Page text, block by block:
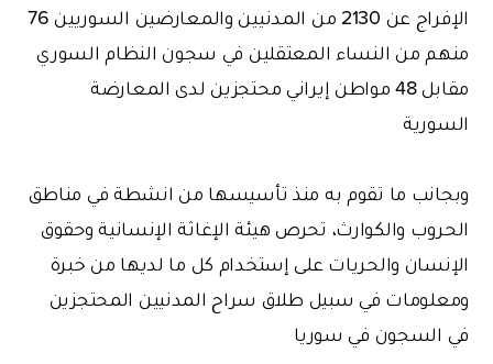
الإفراج عن 2130 من المدنيين والمعارضين السوريين 76
منهم من النساء المعتقلين في سجون النظام السوري
مقابل 48 مواطن إيراني محتجزين لدى المعارضة
السورية
وبجانب ما تقوم به منذ تأسيسها من انشطة في مناطق
الحروب والكوارث، تحرص هيئة الإغاثة الإنسانية وحقوق
الإنسان والحريات على إستخدام كل ما لديها من خبرة
ومعلومات في سبيل طلاق سراح المدنيين المحتجزين
في السجون في سوريا